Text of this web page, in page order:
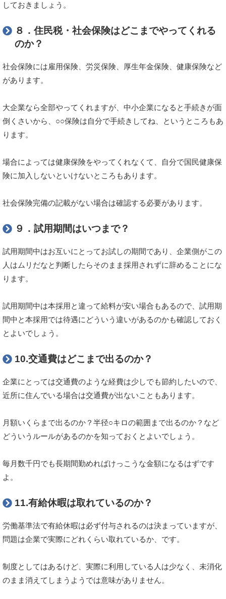
しておきましょう。
８．住民税・社会保険はどこまでやってくれる
のか？
社会保険には雇用保険、労災保険、厚生年金保険、健康保険など
があります。
大企業なら全部やってくれますが、中小企業になると手続きが面
倒くさいから、○○保険は自分で手続きしてね、というところもあ
ります。
場合によっては健康保険をやってくれなくて、自分で国民健康保
険に加入しないといけないところもあります。
社会保険完備の記載がない場合は確認する必要があります。
９．試用期間はいつまで？
試用期間中はお互いにとってお試しの期間であり、企業側がこの
人はムリだなと判断したらそのまま採用されずに辞めることにな
ります。
試用期間中は本採用と違って給料が安い場合もあるので、試用期
間中と本採用では待遇にどういう違いがあるのかも確認しておく
とよいでしょう。
10.交通費はどこまで出るのか？
企業にとっては交通費のような経費は少しでも節約したいので、
近所に住んでいる場合は交通費が出ないこともあります。
月額いくらまで出るのか？半径○キロの範囲まで出るのか？など
どういうルールがあるのかを知っておくとよいでしょう。
毎月数千円でも長期間勤めればけっこうな金額になるはずです
よ。
11.有給休暇は取れているのか？
労働基準法で有給休暇は必ず付与されるのは決まっていますが、
問題は企業で実際にどれくらい取れているか、です。
制度としてはあるけど、実際に利用している人は少なく、未消化
のまま消えてしまうようでは意味がありません。